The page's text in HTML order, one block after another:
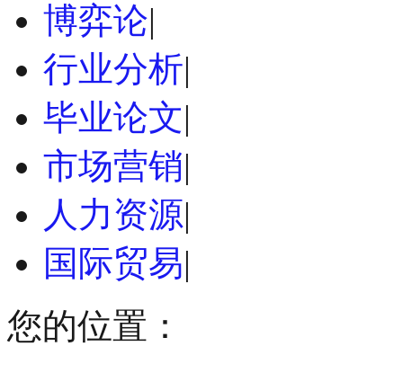
博弈论|
行业分析|
毕业论文|
市场营销|
人力资源|
国际贸易|
您的位置：